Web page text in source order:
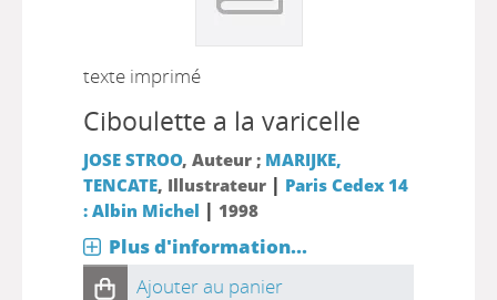
texte imprimé
Ciboulette a la varicelle
JOSE STROO, Auteur ; MARIJKE,
TENCATE, Illustrateur | Paris Cedex 14
: Albin Michel | 1998
Plus d'information...
Ajouter au panier